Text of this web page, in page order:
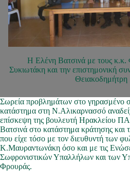
Η Ελένη Βατσινά με τους κ.κ.
Συκιωτάκη και την επιστημονική
Θειακοδημήτρη
Σωρεία προβλημάτων στο γηρασμένο
κατάστημα στη Ν.Αλικαρνασσό
επίσκεψη της βουλευτή Ηρακλείου
Βατσινά στο κατάστημα κράτησης και
που είχε τόσο με τον διευθυντή των
Κ.Μαυραντωνάκη όσο και με τις
Σωφρονιστικών Υπαλλήλων και των
Φρουράς.